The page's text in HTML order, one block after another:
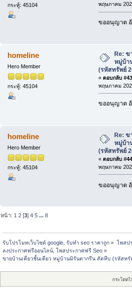
กระทู้: 45104
พฤษภาคม
ขออนุญาต
homeline
Hero Member
กระทู้: 45104
Re: ข
หมู่บ้า
(รหัสทรัพย์
« ตอบกลับ
พฤษภาคม
ขออนุญาต
homeline
Hero Member
กระทู้: 45104
Re: ข
หมู่บ้า
(รหัสทรัพย์
« ตอบกลับ
พฤษภาคม
ขออนุญาต
หน้า: 1 2 [3]4 5 ...8
รับโปรโมทเว็บไซต์ google, รับทำ seo ราคาถูก » โพสป
ลงประกาศฟรีออนไลน์, โพสประกาศฟรี Seo »
ขายบ้านเดี่ยวชั้นเดียว หมู่บ้านมิรันดากรีน สัตหีบ (รหัสทรั
กระโดด